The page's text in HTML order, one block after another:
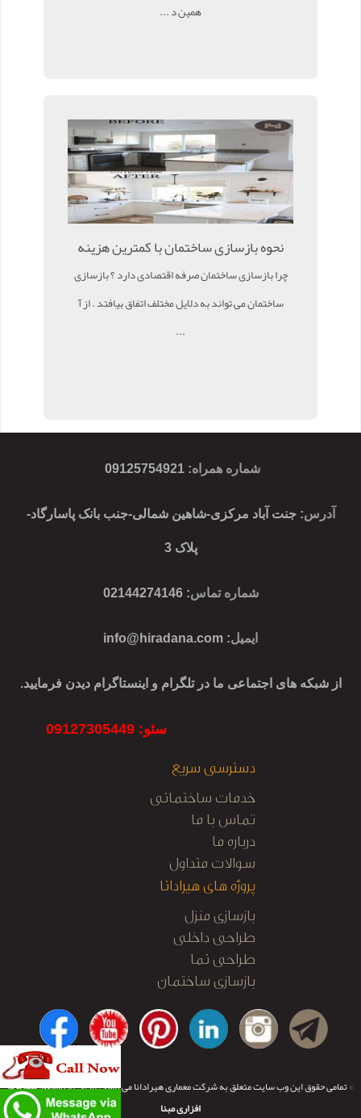
همین د ...
نحوه بازسازی ساختمان با کمترین هزینه
چرا بازسازی ساختمان صرفه اقتصادی دارد ؟ بازسازی
ساختمان می تواند به دلایل مختلف اتفاق بیافتد . از آ
...
شماره همراه:
09125754921
آدرس: جنت آباد مرکزی-شاهین شمالی-جنب بانک پاسارگاد-
پلاک 3
شماره تماس: 02144274146
ایمیل:
info@hiradana.com
از شبکه های اجتماعی ما در تلگرام و اینستاگرام دیدن فرمایید.
سئو: 09127305449
دسترسی سریع
خدمات ساختمانی
تماس با ما
درباره ما
سوالات متداول
پروژه های هیرادانا
بازسازی منزل
طراحی داخلی
طراحی نما
بازسازی ساختمان
نظارت و اجرا
© تمامی حقوق این وب سایت متعلق به شرکت معماری هیرادانا می باشد.طراحی و توسعه:تیم نرم
افزاری مبنا